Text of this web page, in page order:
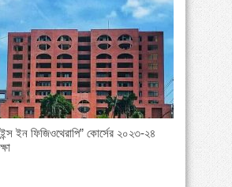
ইন ফিজিওথেরাপি” কোর্সের ২০২৩-২৪